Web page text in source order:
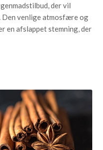
der vil
Den venlige atmosfære og
en afslappet stemning, der